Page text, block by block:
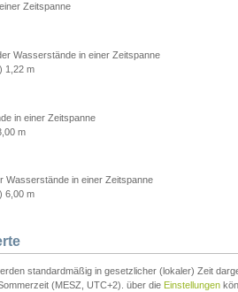
Zeitspanne
Wasserstände in einer Zeitspanne
1,22 m
in einer Zeitspanne
m
Wasserstände in einer Zeitspanne
6,00 m
standardmäßig in gesetzlicher (lokaler) Zeit
(MESZ, UTC+2). über die Einstellungen